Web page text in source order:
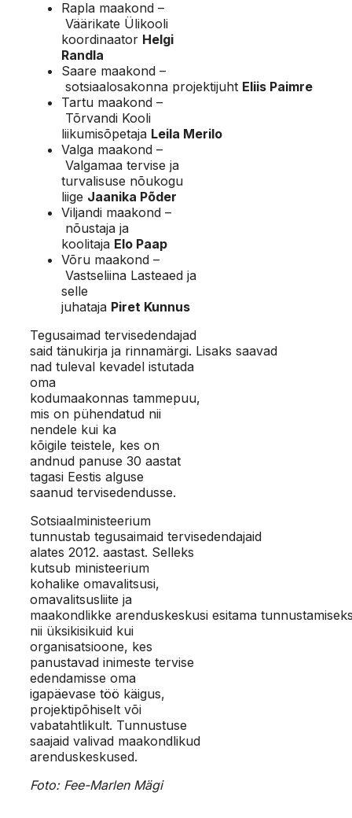
Rapla maakond –
Väärikate Ülikooli
koordinaator Helgi
Randla
Saare maakond –
sotsiaalosakonna projektijuht Eliis Paimre
Tartu maakond –
Tõrvandi Kooli
liikumisõpetaja Leila Merilo
Valga maakond –
Valgamaa tervise ja
turvalisuse nõukogu
liige Jaanika Põder
Viljandi maakond –
nõustaja ja
koolitaja Elo Paap
Võru maakond –
Vastseliina Lasteaed ja
selle
juhataja Piret Kunnus
Tegusaimad tervisedendajad
said tänukirja ja rinnamärgi. Lisaks saavad
nad tuleval kevadel istutada
oma
kodumaakonnas tammepuu,
mis on pühendatud nii
nendele kui ka
kõigile teistele, kes on
andnud panuse 30 aastat
tagasi Eestis alguse
saanud tervisedendusse.
Sotsiaalministeerium
tunnustab tegusaimaid tervisedendajaid
alates 2012. aastast. Selleks
kutsub ministeerium
kohalike omavalitsusi,
omavalitsusliite ja
maakondlikke arenduskeskusi esitama
nii üksikisikuid kui
organisatsioone, kes
panustavad inimeste tervise
edendamisse oma
igapäevase töö käigus,
projektipõhiselt või
vabatahtlikult. Tunnustuse
saajaid valivad maakondlikud
arenduskeskused.
Foto: Fee-Marlen Mägi